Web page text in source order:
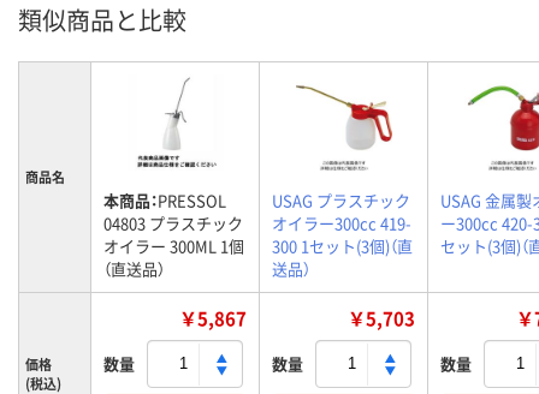
類似商品と比較
商品名
本商品：PRESSOL
04803 プラスチック
オイラー 300ML 1個
（直送品）
USAG プラスチック
オイラー300cc 419-
300 1セット(3個)（直
送品）
USAG 金属製
ー300cc 420-
セット(3個)（
価格
(税込)
￥5,867
数量
￥5,703
数量 数量